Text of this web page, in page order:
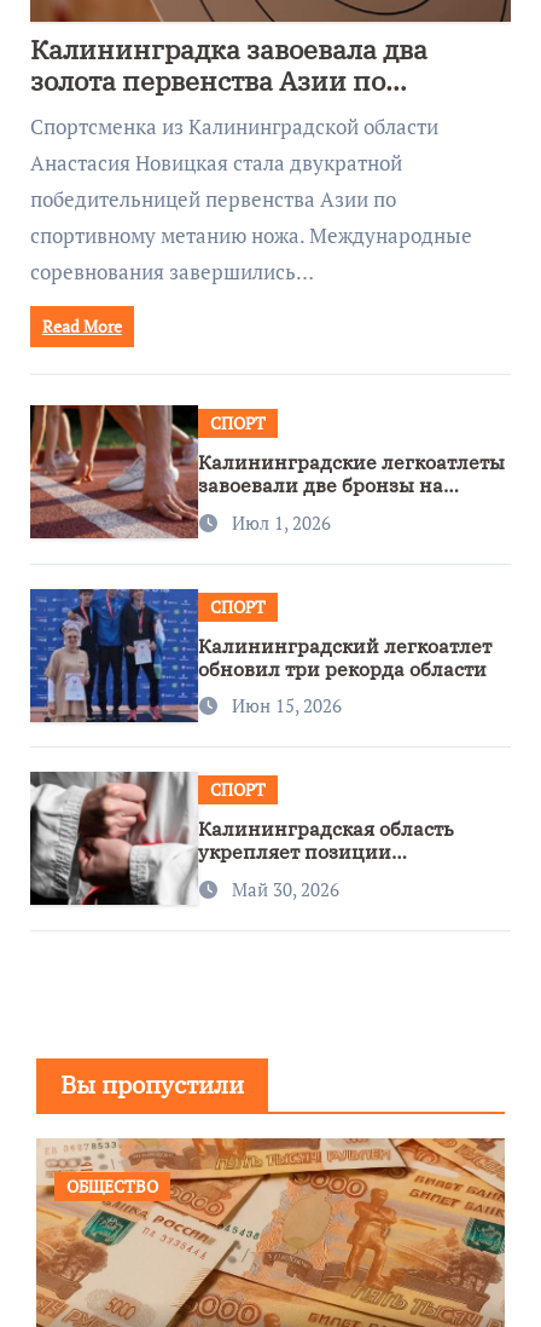
Калининградка завоевала два
золота первенства Азии по
метанию ножа
Спортсменка из Калининградской области
Анастасия Новицкая стала двукратной
победительницей первенства Азии по
спортивному метанию ножа. Международные
соревнования завершились…
Read More
СПОРТ
Калининградские легкоатлеты
завоевали две бронзы на
первенстве России
Июл 1, 2026
СПОРТ
Калининградский легкоатлет
обновил три рекорда области
Июн 15, 2026
СПОРТ
Калининградская область
укрепляет позиции
спортивного региона
Май 30, 2026
Вы пропустили
ОБЩЕСТВО